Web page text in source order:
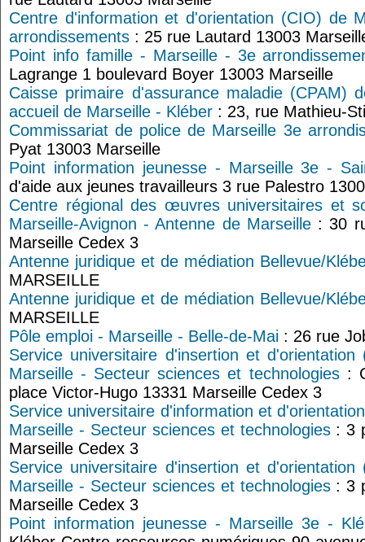
Centre d'information et d'orientation (CIO) de
arrondissements : 25 rue Lautard 13003
Point info famille - Marseille - 3e
Lagrange 1 boulevard Boyer 13003 Marseille
Caisse primaire d'assurance maladie (CPAM)
accueil de Marseille - Kléber : 23, rue Mathieu-
Commissariat de police de Marseille 3e
Pyat 13003 Marseille
Point information jeunesse - Marseille 3e -
d'aide aux jeunes travailleurs 3 rue Palestro
Centre régional des œuvres universitaires et
Marseille-Avignon - Antenne de Marseille: 30
Marseille Cedex 3
Antenne juridique et de médiation Bellevue/
MARSEILLE
Antenne juridique et de médiation Bellevue/
MARSEILLE
Pôle emploi - Marseille - Belle-de-Mai : 26 rue
Service universitaire d'insertion et
Marseille - Secteur sciences et technologies:
place Victor-Hugo 13331 Marseille Cedex 3
Service universitaire d'information et
Marseille - Secteur sciences et technologies: 3
Marseille Cedex 3
Service universitaire d'insertion et
Marseille - Secteur sciences et technologies: 3
Marseille Cedex 3
Point information jeunesse - Marseille 3e -